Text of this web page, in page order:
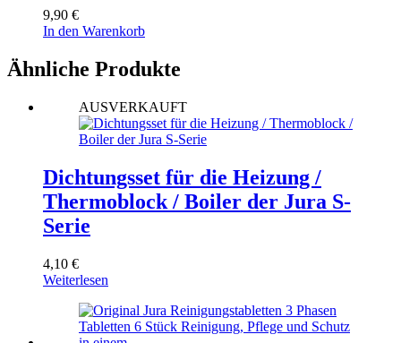
9,90 €
In den Warenkorb
Ähnliche Produkte
AUSVERKAUFT
Dichtungsset für die Heizung /
Thermoblock / Boiler der Jura S-
Serie
4,10 €
Weiterlesen